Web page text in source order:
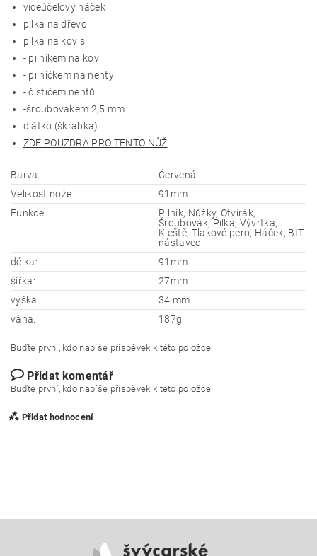
víceúčelový háček
pilka na dřevo
pilka na kov s:
- pilníkem na kov
- pilníčkem na nehty
- čističem nehtů
-šroubovákem 2,5 mm
dlátko (škrabka)
ZDE POUZDRA PRO TENTO NŮŽ
Barva
Červená
Velikost nože
91mm
Funkce
Pilník, Nůžky, Otvírák,
Šroubovák, Pilka, Vývrtka,
Kleště, Tlakové pero, Háček, BIT
nástavec
délka:
91mm
šířka:
27mm
výška:
34 mm
váha:
187g
Buďte první, kdo napíše příspěvek k této položce.
Přidat komentář
Buďte první, kdo napíše příspěvek k této položce.
Přidat hodnocení